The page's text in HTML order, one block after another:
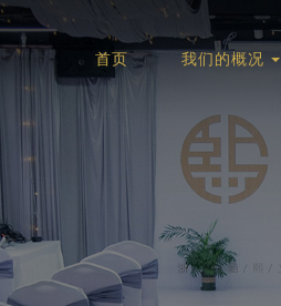
首页 我们的概况